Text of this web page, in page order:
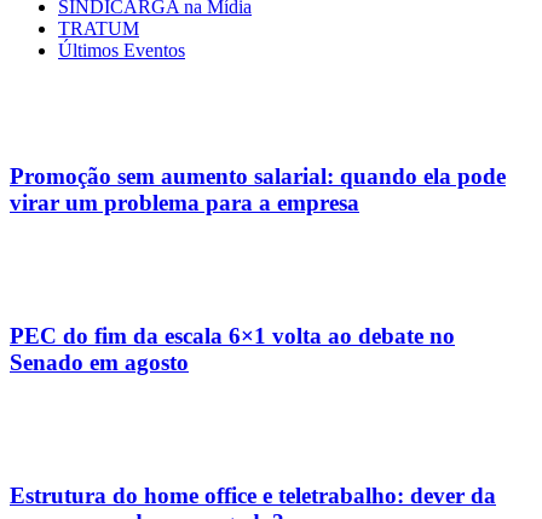
SINDICARGA na Mídia
TRATUM
Últimos Eventos
Promoção sem aumento salarial: quando ela pode
virar um problema para a empresa
PEC do fim da escala 6×1 volta ao debate no
Senado em agosto
Estrutura do home office e teletrabalho: dever da